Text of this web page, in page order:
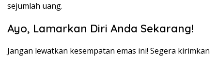
sejumlah uang.
Ayo, Lamarkan Diri Anda Sekarang!
Jangan lewatkan kesempatan emas ini! Segera kirimkan